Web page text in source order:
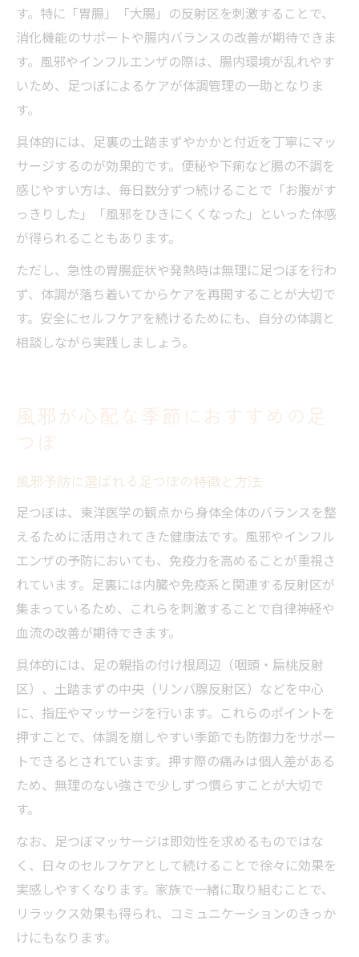
す。特に「胃腸」「大腸」の反射区を刺激することで、
消化機能のサポートや腸内バランスの改善が期待できま
す。風邪やインフルエンザの際は、腸内環境が乱れやす
いため、足つぼによるケアが体調管理の一助となりま
す。
具体的には、足裏の土踏まずやかかと付近を丁寧にマッ
サージするのが効果的です。便秘や下痢など腸の不調を
感じやすい方は、毎日数分ずつ続けることで「お腹がす
っきりした」「風邪をひきにくくなった」といった体感
が得られることもあります。
ただし、急性の胃腸症状や発熱時は無理に足つぼを行わ
ず、体調が落ち着いてからケアを再開することが大切で
す。安全にセルフケアを続けるためにも、自分の体調と
相談しながら実践しましょう。
風邪が心配な季節におすすめの足
つぼ
風邪予防に選ばれる足つぼの特徴と方法
足つぼは、東洋医学の観点から身体全体のバランスを整
えるために活用されてきた健康法です。風邪やインフル
エンザの予防においても、免疫力を高めることが重視さ
れています。足裏には内臓や免疫系と関連する反射区が
集まっているため、これらを刺激することで自律神経や
血流の改善が期待できます。
具体的には、足の親指の付け根周辺（咽頭・扁桃反射
区）、土踏まずの中央（リンパ腺反射区）などを中心
に、指圧やマッサージを行います。これらのポイントを
押すことで、体調を崩しやすい季節でも防御力をサポー
トできるとされています。押す際の痛みは個人差がある
ため、無理のない強さで少しずつ慣らすことが大切で
す。
なお、足つぼマッサージは即効性を求めるものではな
く、日々のセルフケアとして続けることで徐々に効果を
実感しやすくなります。家族で一緒に取り組むことで、
リラックス効果も得られ、コミュニケーションのきっか
けにもなります。